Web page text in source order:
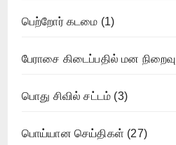
பெற்றோர் கடமை (1)
பேராசை கிடைப்பதில் மன நிறைவு
பொது சிவில் சட்டம் (3)
பொய்யான செய்திகள் (27)